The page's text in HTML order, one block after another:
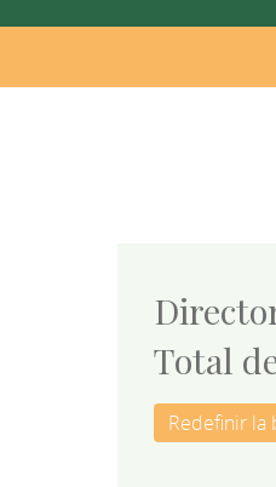
Total
Redefinir la